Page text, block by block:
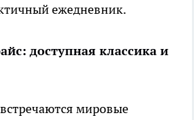
ежедневник.
доступная классика и
мировые